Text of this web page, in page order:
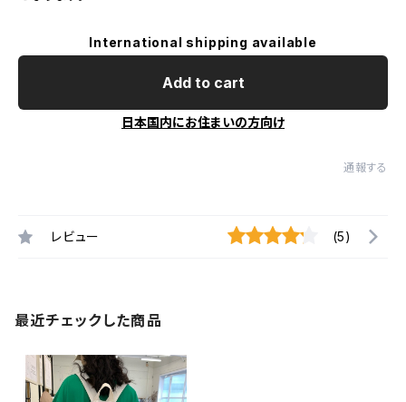
International shipping available
Add to cart
日本国内にお住まいの方向け
通報する
レビュー (5)
最近チェックした商品